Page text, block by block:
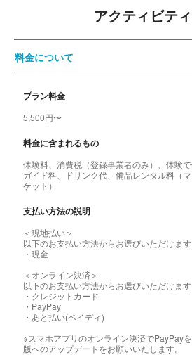
アクティビテ
料金について
プラン料金
5,500円〜
料金に含まれるもの
体験料、消費税（登録事業者のみ）、体験で
ガイド料、ドリンク代、備品レンタル料（
ケット）
支払い方法の説明
＜現地払い＞
以下のお支払い方法からお選びいただけます
・現金
＜オンライン決済＞
以下のお支払い方法からお選びいただけます
・クレジットカード
・PayPay
・あと払い(ペイディ)
※スマホアプリのオンライン決済でPayPay
版へのアップデートをお願いいたします。